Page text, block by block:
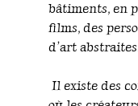
bâtiments, en
films, des
d’art
Il existe des